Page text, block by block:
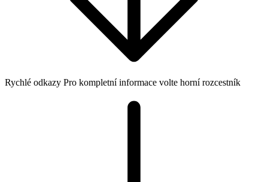
Rychlé odkazy Pro kompletní informace volte horní rozcestník